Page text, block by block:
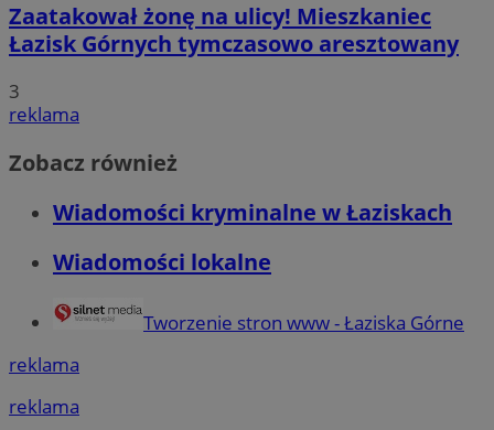
Zaatakował żonę na ulicy! Mieszkaniec
Łazisk Górnych tymczasowo aresztowany
3
reklama
Zobacz również
Wiadomości kryminalne w Łaziskach
Wiadomości lokalne
Tworzenie stron www - Łaziska Górne
reklama
reklama